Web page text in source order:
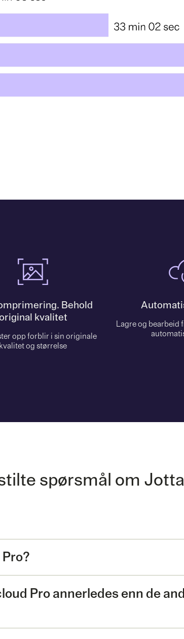
Behold
kvalitet
opp forblir i sin originale
kvalitet og størrelse
Lagre og bearbeid
spørsmål om
Pro annerledes enn de